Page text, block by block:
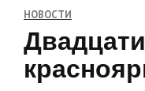
НОВОСТИ